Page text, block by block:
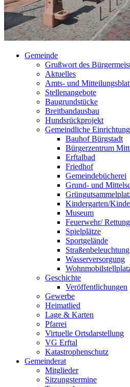
Gemeinde
Grußwort des
Aktuelles
Amts- und
Stellenangebote
Baugrundstücke
Breitbandausbau
Hundsrückprojekt
Gemeindliche
Bauhof Bürgstadt
Bürgerzentrum
Erftalbad
Friedhof
Gemeindebücherei
Grund- und
Kindergarten/
Museum
Feuerwehr/
Spielplätze
Sportgelände
Straßenbeleuchtung
Wasserversorgung
Geschichte
Veröffentlichungen
Gewerbe
Heimatlied
Lage & Karten
Pfarrei
Virtuelle Ortsdarstellung
VG Erftal
Katastrophenschutz
Gemeinderat
Mitglieder
Sitzungstermine